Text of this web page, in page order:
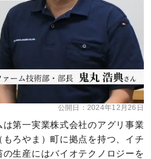
公開日： 2024年12月26日
第一実業株式会社のアグリ事業
ろやま）町に拠点を持つ、イチ
生産にはバイオテクノロジーを